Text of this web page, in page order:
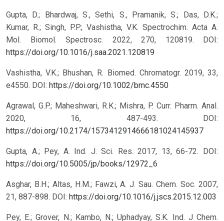
Gupta, D.; Bhardwaj, S., Sethi, S., Pramanik, S.; Das, D.K.;
Kumar, R.; Singh, P.P.; Vashistha, V.K. Spectrochim. Acta A.
Mol. Biomol. Spectrosc. 2022, 270, 120819. DOI:
https://doi.org/10.1016/j.saa.2021.120819
Vashistha, V.K.; Bhushan, R. Biomed. Chromatogr. 2019, 33,
e4550. DOI: https://doi.org/10.1002/bmc.4550
Agrawal, G.P.; Maheshwari, R.K.; Mishra, P. Curr. Pharm. Anal.
2020, 16, 487-493. DOI:
https://doi.org/10.2174/1573412914666181024145937
Gupta, A.; Pey, A. Ind. J. Sci. Res. 2017, 13, 66-72. DOI:
https://doi.org/10.5005/jp/books/12972_6
Asghar, B.H.; Altas, H.M.; Fawzi, A. J. Sau. Chem. Soc. 2007,
21, 887-898. DOI: https://doi.org/10.1016/j.jscs.2015.12.003
Pey, E.; Grover, N.; Kambo, N.; Uphadyay, S.K. Ind. J Chem.